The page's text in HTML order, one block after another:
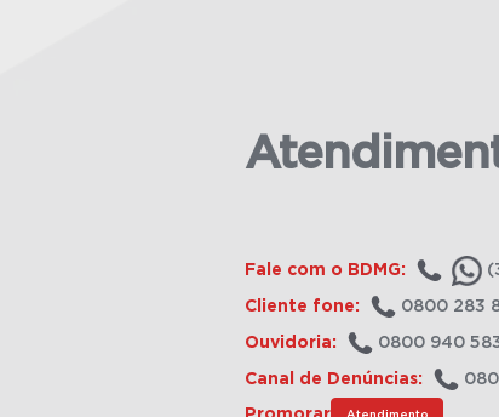
Fale com o BDMG:
Cliente fone: 0800 283
Ouvidoria: 0800 940
Canal de Denúncias:
Atendimento